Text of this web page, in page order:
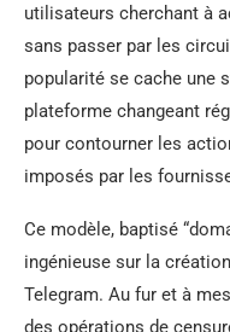
utilisateurs cherchant à
sans passer par les
popularité se cache une
plateforme changeant
pour contourner les
imposés par les
Ce modèle, baptisé
ingénieuse sur la
Telegram. Au fur et à
des opérations de